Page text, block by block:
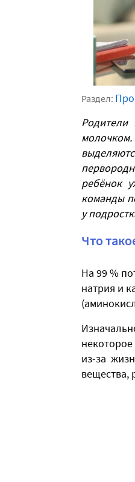
Раздел:
Родители
ребёнок
команды
у
Что
На 99 %
натрия и
из-за
вещества,